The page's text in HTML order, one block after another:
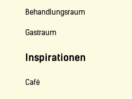
Inspirationen
Behandlungsraum
Gastraum
Café